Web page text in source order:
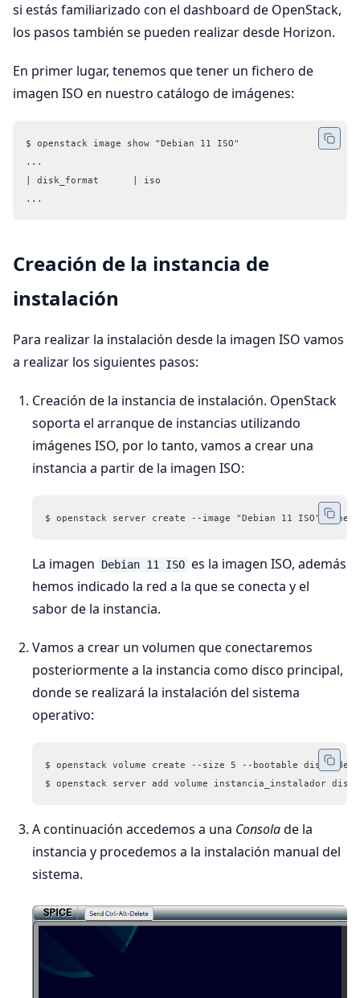
si estás familiarizado con el dashboard de OpenStack,
los pasos también se pueden realizar desde Horizon.
En primer lugar, tenemos que tener un fichero de
imagen ISO en nuestro catálogo de imágenes:
$ openstack image show "Debian 11 ISO"
...
| disk_format
...
Creación de la instancia de
instalación
Para realizar la instalación desde la imagen ISO vamos
a realizar los siguientes pasos:
Creación de la instancia de instalación. OpenStack
soporta el arranque de instancias utilizando
imágenes ISO, por lo tanto, vamos a crear una
instancia a partir de la imagen ISO:
$ openstack server create --image "Debian 11 ISO" --
La imagen Debian 11 ISO es la imagen ISO, además
hemos indicado la red a la que se conecta y el
sabor de la instancia.
Vamos a crear un volumen que conectaremos
posteriormente a la instancia como disco principal,
donde se realizará la instalación del sistema
operativo:
$ openstack volume create --size 5 --bootable
$ openstack server add volume instancia_instalador
A continuación accedemos a una Consolade la
instancia y procedemos a la instalación manual del
sistema.